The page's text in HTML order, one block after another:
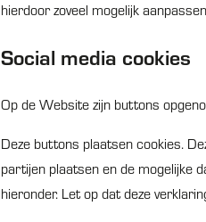
hierdoor zoveel mogelijk
Social media cookies
Op de Website zijn buttons
Deze buttons plaatsen cookies.
partijen plaatsen en de mogelijke
hieronder. Let op dat deze